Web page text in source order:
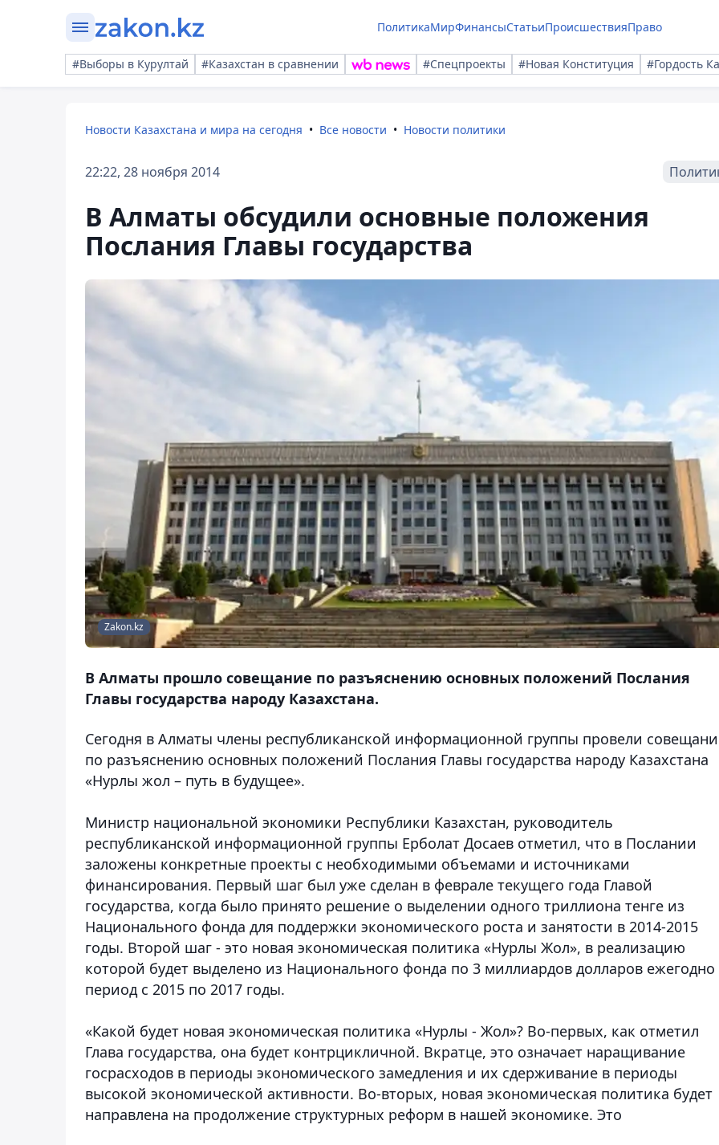
ПолитикаМирФинансыСтатьиПроисшествияПраво
#Выборы в Курултай #Казахстан в сравнении #Спецпроекты #Новая Конституция #Гордость
Новости Казахстана и мира на сегодня Все новости Новости политики
22:22, 28 ноября 2014
В Алматы обсудили основные положения
Послания Главы государства
Zakon.kz
В Алматы прошло совещание по разъяснению основных положений Послания
Главы государства народу Казахстана.
Сегодня в Алматы члены республиканской информационной группы провели
по разъяснению основных положений Послания Главы государства народу Казахстана
«Нурлы жол – путь в будущее».
Министр национальной экономики Республики Казахстан, руководитель
республиканской информационной группы Ерболат Досаев отметил, что в Послании
заложены конкретные проекты с необходимыми объемами и источниками
финансирования. Первый шаг был уже сделан в феврале текущего года Главой
государства, когда было принято решение о выделении одного триллиона тенге из
Национального фонда для поддержки экономического роста и занятости в 2014-2015
годы. Второй шаг - это новая экономическая политика «Нурлы Жол», в реализацию
которой будет выделено из Национального фонда по 3 миллиардов долларов ежегодно
период с 2015 по 2017 годы.
«Какой будет новая экономическая политика «Нурлы - Жол»? Во-первых, как отметил
Глава государства, она будет контрцикличной. Вкратце, это означает наращивание
госрасходов в периоды экономического замедления и их сдерживание в периоды
высокой экономической активности. Во-вторых, новая экономическая политика будет
направлена на продолжение структурных реформ в нашей экономике. Это